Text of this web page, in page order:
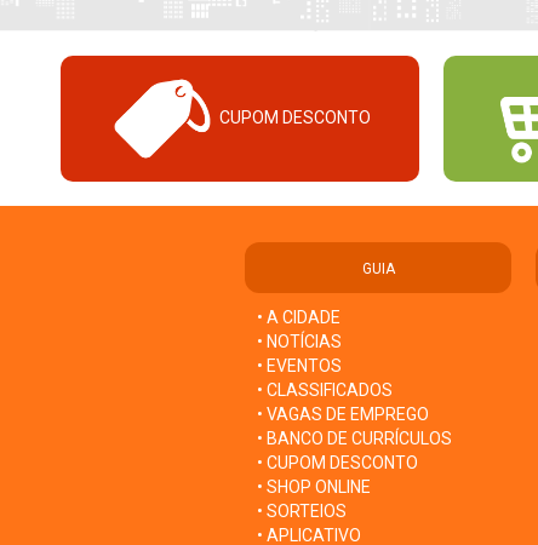
CUPOM DESCONTO
GUIA
• A CIDADE
• NOTÍCIAS
• EVENTOS
• CLASSIFICADOS
• VAGAS DE EMPREGO
• BANCO DE CURRÍCULOS
• CUPOM DESCONTO
• SHOP ONLINE
• SORTEIOS
• APLICATIVO